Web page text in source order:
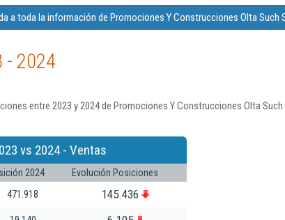
a toda la información de Promociones Y Construcciones Olta Such
- 2024
entre 2023 y 2024 de Promociones Y Construcciones Olta
vs 2024 - Ventas
2024
Evolución Posiciones
471.918 145.436